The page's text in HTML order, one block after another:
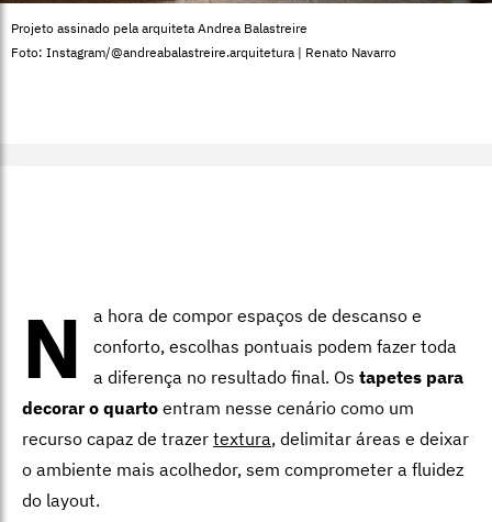
Projeto assinado pela arquiteta Andrea Balastreire
Foto: Instagram/@andreabalastreire.arquitetura | Renato Navarro
N
a hora de compor espaços de descanso e
conforto, escolhas pontuais podem fazer toda
a diferença no resultado final. Os tapetes para
decorar o quarto entram nesse cenário como um
recurso capaz de trazer textura, delimitar áreas e deixar
o ambiente mais acolhedor, sem comprometer a fluidez
do layout.